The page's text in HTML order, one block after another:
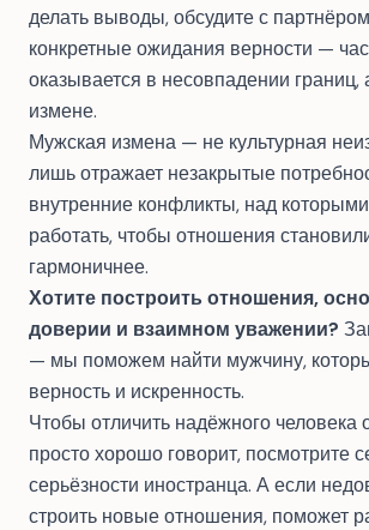
делать выводы, обсудите с
конкретные ожидания верности —
оказывается в несовпадении границ,
измене.
Мужская измена — не культурная
лишь отражает незакрытые
внутренние конфликты, над
работать, чтобы отношения
гармоничнее.
Хотите построить отношения,
доверии и взаимном уважении?
— мы поможем найти мужчину,
верность и искренность.
Чтобы отличить надёжного человека
просто хорошо говорит, посмотрите
серьёзности иностранца. А если
строить новые отношения, поможет